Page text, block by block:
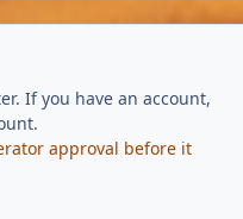
If you have an account,
approval before it